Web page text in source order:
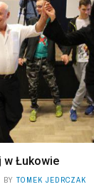
w Łukowie
BY TOMEK JEDRCZAK